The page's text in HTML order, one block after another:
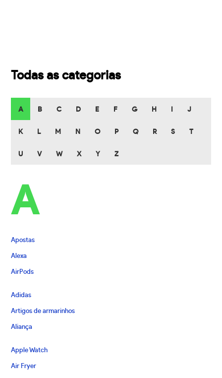
Todas as categorias
A B C D E F G H J
K L M N O P Q R S T
U V W X Y Z
A
Apostas
Alexa
AirPods
Adidas
Artigos de armarinhos
Aliança
Apple Watch
Air Fryer